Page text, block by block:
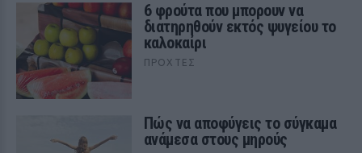
6 φρούτα που μπορουν να
διατηρηθούν εκτός ψυγείου το
καλοκαίρι
ΠΡΟΧΤΈΣ
Πώς να αποφύγεις το σύγκαμα
ανάμεσα στους μηρούς